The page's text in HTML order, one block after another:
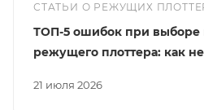
СТАТЬИ О РЕЖУЩИХ
21 июля 2026
ТОП-5 ошибок при выборе
режущего плоттера: как